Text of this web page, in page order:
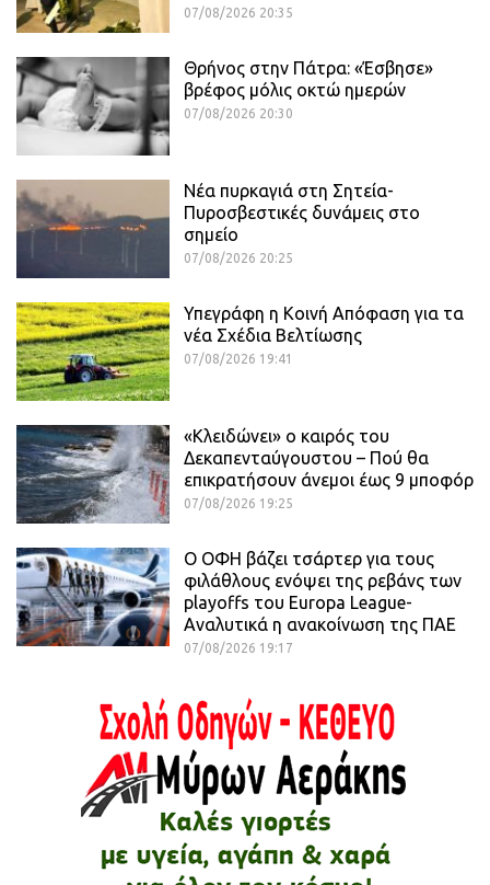
07/08/2026 20:35
Θρήνος στην Πάτρα: «Έσβησε»
βρέφος μόλις οκτώ ημερών
07/08/2026 20:30
Νέα πυρκαγιά στη Σητεία-
Πυροσβεστικές δυνάμεις στο
σημείο
07/08/2026 20:25
Υπεγράφη η Κοινή Απόφαση για τα
νέα Σχέδια Βελτίωσης
07/08/2026 19:41
«Κλειδώνει» ο καιρός του
Δεκαπενταύγουστου – Πού θα
επικρατήσουν άνεμοι έως 9 μποφόρ
07/08/2026 19:25
Ο ΟΦΗ βάζει τσάρτερ για τους
φιλάθλους ενόψει της ρεβάνς των
playoffs του Europa League-
Αναλυτικά η ανακοίνωση της ΠΑΕ
07/08/2026 19:17